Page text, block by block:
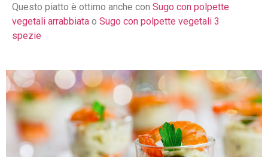
Questo piatto è ottimo anche con Sugo con polpette
vegetali arrabbiata o Sugo con polpette vegetali 3
spezie